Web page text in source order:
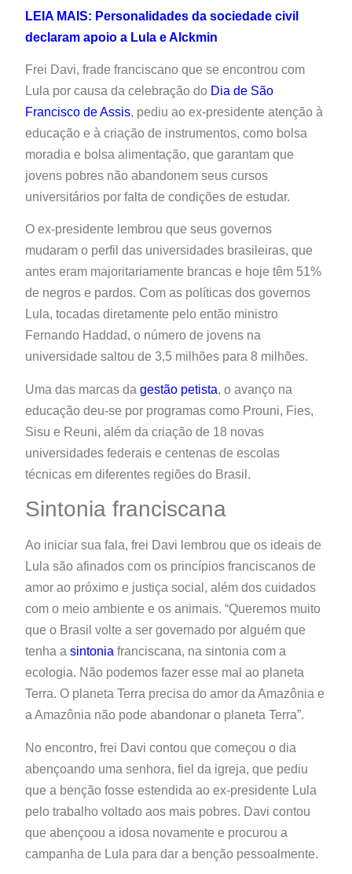
LEIA MAIS: Personalidades da sociedade civil
declaram apoio a Lula e Alckmin
Frei Davi, frade franciscano que se encontrou com
Lula por causa da celebração do Dia de São
Francisco de Assis, pediu ao ex-presidente atenção à
educação e à criação de instrumentos, como bolsa
moradia e bolsa alimentação, que garantam que
jovens pobres não abandonem seus cursos
universitários por falta de condições de estudar.
O ex-presidente lembrou que seus governos
mudaram o perfil das universidades brasileiras, que
antes eram majoritariamente brancas e hoje têm 51%
de negros e pardos. Com as políticas dos governos
Lula, tocadas diretamente pelo então ministro
Fernando Haddad, o número de jovens na
universidade saltou de 3,5 milhões para 8 milhões.
Uma das marcas dagestão petista, o avanço na
educação deu-se por programas como Prouni, Fies,
Sisu e Reuni, além da criação de 18 novas
universidades federais e centenas de escolas
técnicas em diferentes regiões do Brasil.
Sintonia franciscana
Ao iniciar sua fala, frei Davi lembrou que os ideais de
Lula são afinados com os princípios franciscanos de
amor ao próximo e justiça social, além dos cuidados
com o meio ambiente e os animais. “Queremos muito
que o Brasil volte a ser governado por alguém que
tenha asintonia franciscana, na sintonia com a
ecologia. Não podemos fazer esse mal ao planeta
Terra. O planeta Terra precisa do amor da Amazônia e
a Amazônia não pode abandonar o planeta Terra”.
No encontro, frei Davi contou que começou o dia
abençoando uma senhora, fiel da igreja, que pediu
que a benção fosse estendida ao ex-presidente Lula
pelo trabalho voltado aos mais pobres. Davi contou
que abençoou a idosa novamente e procurou a
campanha de Lula para dar a benção pessoalmente.